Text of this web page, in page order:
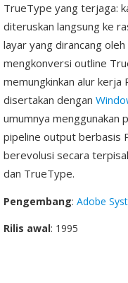
TrueType yang terjaga:
diteruskan langsung ke
layar yang dirancang
mengkonversi outline
memungkinkan alur
disertakan dengan
umumnya
pipeline output berbasis
berevolusi secara
dan TrueType.
Pengembang: Adobe
Rilis awal: 1995